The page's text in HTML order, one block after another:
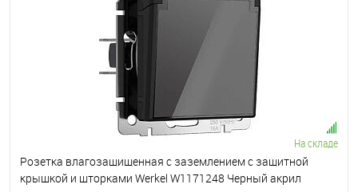
На складе
Розетка влагозащищенная с заземлением с защитной
крышкой и шторками Werkel W1171248 Черный акрил